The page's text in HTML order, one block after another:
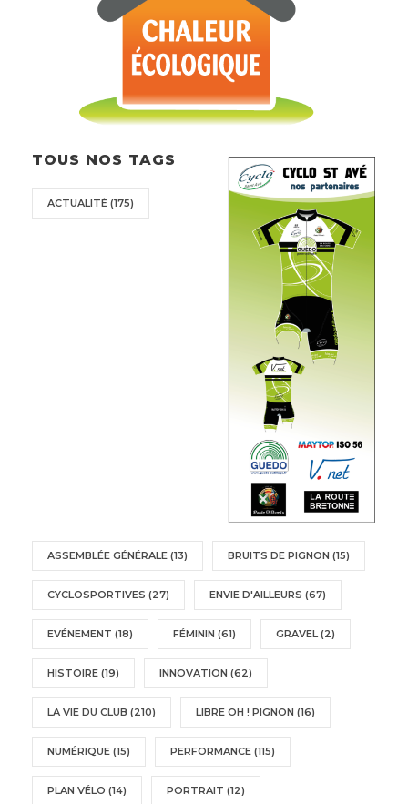
TOUS NOS TAGS
ACTUALITÉ (175)
ASSEMBLÉE GÉNÉRALE (13) BRUITS DE PIGNON (15)
CYCLOSPORTIVES (27) ENVIE D'AILLEURS (67)
EVÉNEMENT (18) FÉMININ (61) GRAVEL (2)
HISTOIRE (19) INNOVATION (62)
LA VIE DU CLUB (210) LIBRE OH ! PIGNON (16)
NUMÉRIQUE (15) PERFORMANCE (115)
PLAN VÉLO (14) PORTRAIT (12)